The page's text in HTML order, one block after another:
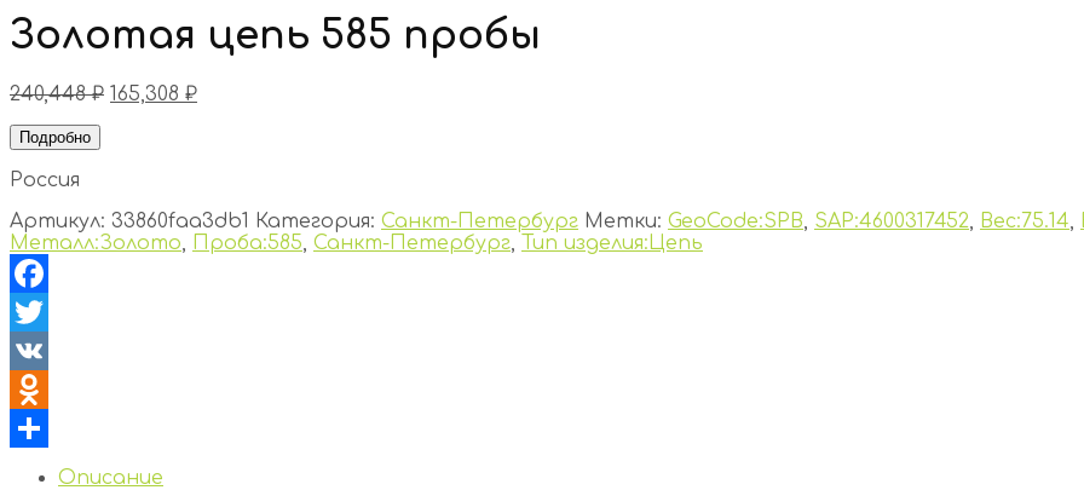
Золотая цепь 585 пробы
240,448₽ 165,308 ₽
Подробно
Россия
Артикул: 33860faa3db1 Категория: Санкт-Петербург Метки: GeoCode:SPB, SAP:4600317452, Вес:75.14,
Металл:Золото, Проба:585, Санкт-Петербург, Тип изделия:Цепь
Facebook
Twitter
VK
Odnoklassniki
Отправить
Описание